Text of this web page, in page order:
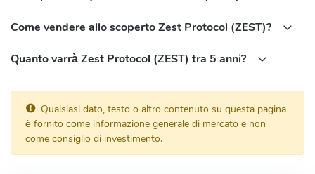
Come vendere allo scoperto Zest Protocol (ZEST)?
Quanto varrà Zest Protocol (ZEST) tra 5 anni?
Qualsiasi dato, testo o altro contenuto su questa pagina
è fornito come informazione generale di mercato e non
come consiglio di investimento.